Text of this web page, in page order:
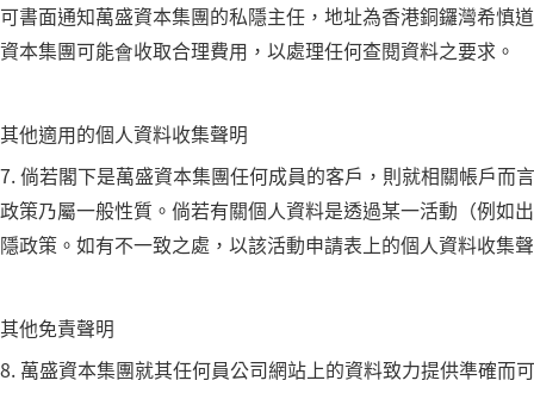
可書面通知萬盛資本集團的私隱主任，地址為香港銅鑼灣希慎
資本集團可能會收取合理費用，以處理任何查閱資料之要求。
其他適用的個人資料收集聲明
7. 倘若閣下是萬盛資本集團任何成員的客戶，則就相關帳戶
政策乃屬一般性質。倘若有關個人資料是透過某一活動（例如
隱政策。如有不一致之處，以該活動申請表上的個人資料收集
其他免責聲明
8. 萬盛資本集團就其任何員公司網站上的資料致力提供準確